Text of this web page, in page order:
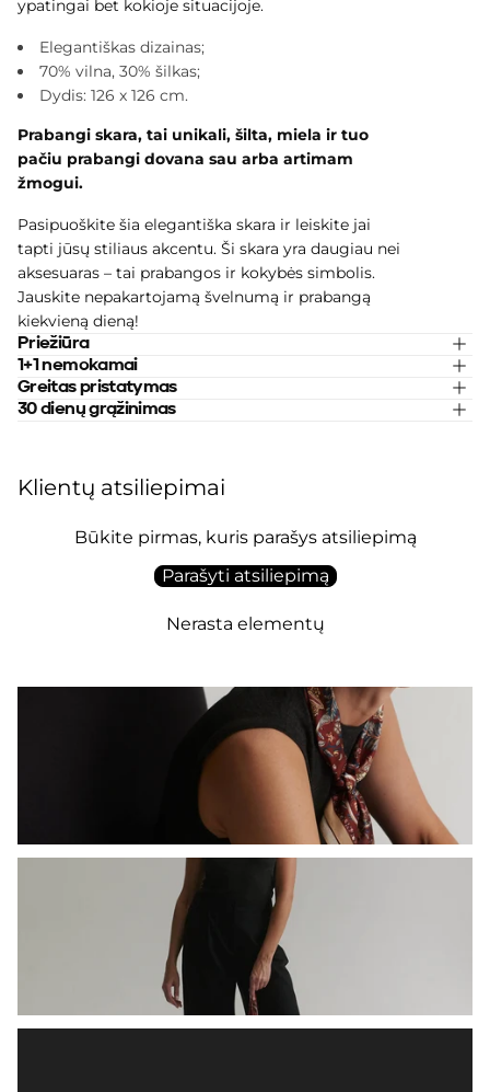
ypatingai bet kokioje situacijoje.
Elegantiškas dizainas;
70% vilna, 30% šilkas;
Dydis: 126 x 126 cm.
Prabangi skara, tai unikali, šilta, miela ir tuo
pačiu prabangi dovana sau arba artimam
žmogui.
Pasipuoškite šia elegantiška skara ir leiskite jai
tapti jūsų stiliaus akcentu. Ši skara yra daugiau nei
aksesuaras – tai prabangos ir kokybės simbolis.
Jauskite nepakartojamą švelnumą ir prabangą
kiekvieną dieną!
Priežiūra
1+1 nemokamai
Greitas pristatymas
30 dienų grąžinimas
Klientų atsiliepimai
Būkite pirmas, kuris parašys atsiliepimą
Parašyti atsiliepimą
Nerasta elementų